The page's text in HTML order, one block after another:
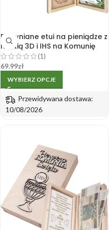
Drewniane etui na pieniądze z
hostią 3D i IHS na Komunię
Świętą
(1)
69.99zł
WYBIERZ OPCJE
Przewidywana dostawa:
10/08/2026